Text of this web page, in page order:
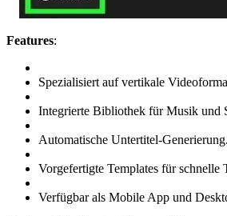
Features:
Spezialisiert auf vertikale
Integrierte Bibliothek für Musik und
Automatische Untertitel-Generierung.
Vorgefertigte Templates für schnelle
Verfügbar als Mobile App und